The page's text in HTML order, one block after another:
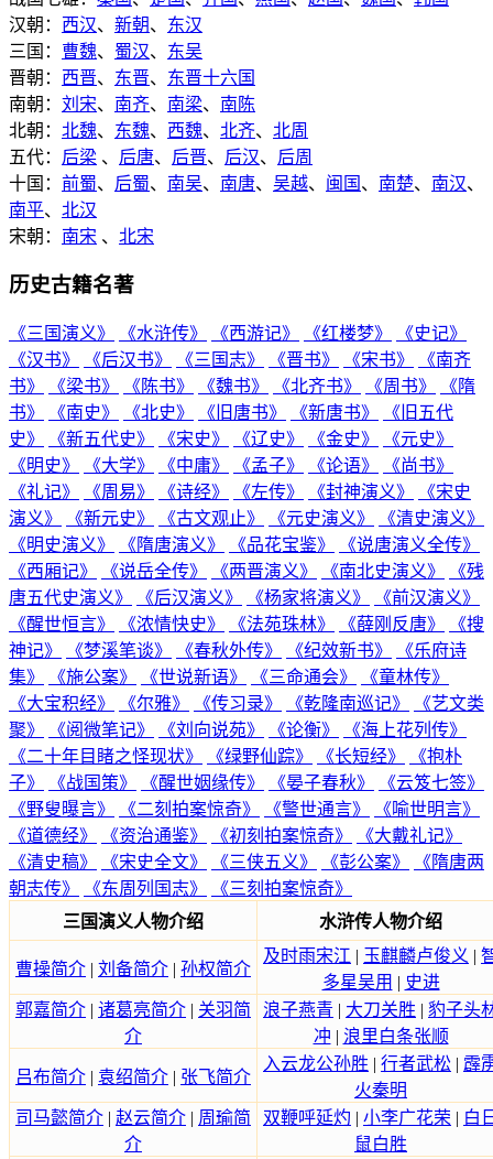
汉朝： 西汉、 新朝、 东汉
三国： 曹魏、 蜀汉、 东吴
晋朝： 西晋、 东晋、 东晋十六国
南朝： 刘宋、 南齐、 南梁、 南陈
北朝： 北魏、 东魏、 西魏、 北齐、 北周
五代： 后梁 、 后唐、 后晋、 后汉、 后周
十国： 前蜀、 后蜀、 南吴、 南唐、 吴越、 闽国 、 南楚、 南汉、
南平、 北汉
宋朝： 南宋 、 北宋
历史古籍名著
《三国演义》 《水浒传》 《西游记》 《红楼梦》
《史记》
《汉书》
《后汉书》 《三国志》 《晋书》 《宋书》
《南齐
书》
《梁书》 《陈书》 《魏书》 《北齐书》 《周书》
《隋
书》
《南史》 《北史》 《旧唐书》 《新唐书》
《旧五代
史》
《新五代史》 《宋史》 《辽史》 《金史》
《元史》
《明史》
《大学》 《中庸》 《孟子》 《论语》
《尚书》
《礼记》
《周易》 《诗经》 《左传》 《封神演义》
《宋史
演义》
《新元史》 《古文观止》 《元史演义》
《清史演义》
《明史演义》
《隋唐演义》 《品花宝鉴》
《说唐演义全传》
《西厢记》
《说岳全传》 《两晋演义》 《南北史演义》
《残
唐五代史演义》
《后汉演义》 《杨家将演义》
《前汉演义》
《醒世恒言》
《浓情快史》 《法苑珠林》 《薛刚反唐》
《搜
神记》
《梦溪笔谈》 《春秋外传》 《纪效新书》
《乐府诗
集》
《施公案》 《世说新语》 《三命通会》
《童林传》
《大宝积经》
《尔雅》 《传习录》 《乾隆南巡记》
《艺文类
聚》
《阅微笔记》 《刘向说苑》 《论衡》
《海上花列传》
《二十年目睹之怪现状》
《绿野仙踪》 《长短经》
《抱朴
子》
《战国策》 《醒世姻缘传》 《晏子春秋》
《云笈七签》
《野叟曝言》
《二刻拍案惊奇》 《警世通言》
《喻世明言》
《道德经》
《资治通鉴》 《初刻拍案惊奇》
《大戴礼记》
《清史稿》
《宋史全文》 《三侠五义》 《彭公案》
《隋唐两
朝志传》
《东周列国志》
《三刻拍案惊奇》
三国演义人物介绍
水浒传人物介绍
曹操简介 | 刘备简介 | 孙权简介
及时雨宋江 | 玉麒麟卢俊义 |
多星吴用 | 史进
郭嘉简介 | 诸葛亮简介 | 关羽简
介
浪子燕青 | 大刀关胜 | 豹子头
冲 | 浪里白条张顺
吕布简介 | 袁绍简介 | 张飞简介
入云龙公孙胜 | 行者武松 | 霹
火秦明
司马懿简介 | 赵云简介 | 周瑜简
介
双鞭呼延灼 | 小李广花荣 | 白
鼠白胜